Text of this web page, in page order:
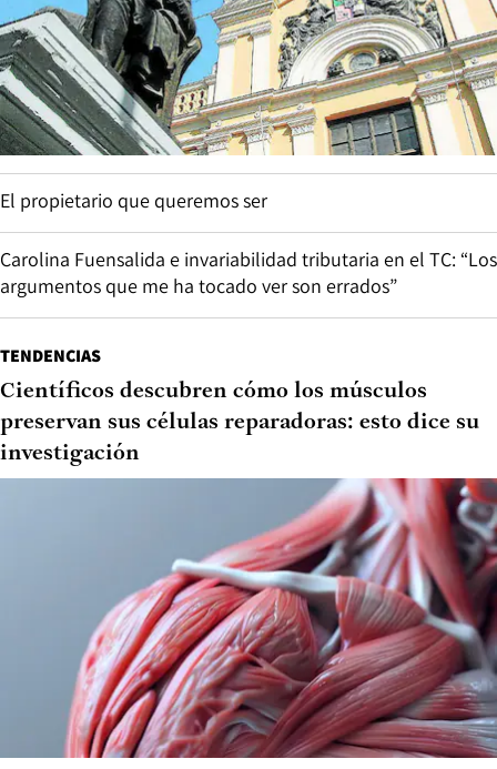
El propietario que queremos ser
Carolina Fuensalida e invariabilidad tributaria en el TC: “Los
argumentos que me ha tocado ver son errados”
TENDENCIAS
Científicos descubren cómo los músculos
preservan sus células reparadoras: esto dice su
investigación